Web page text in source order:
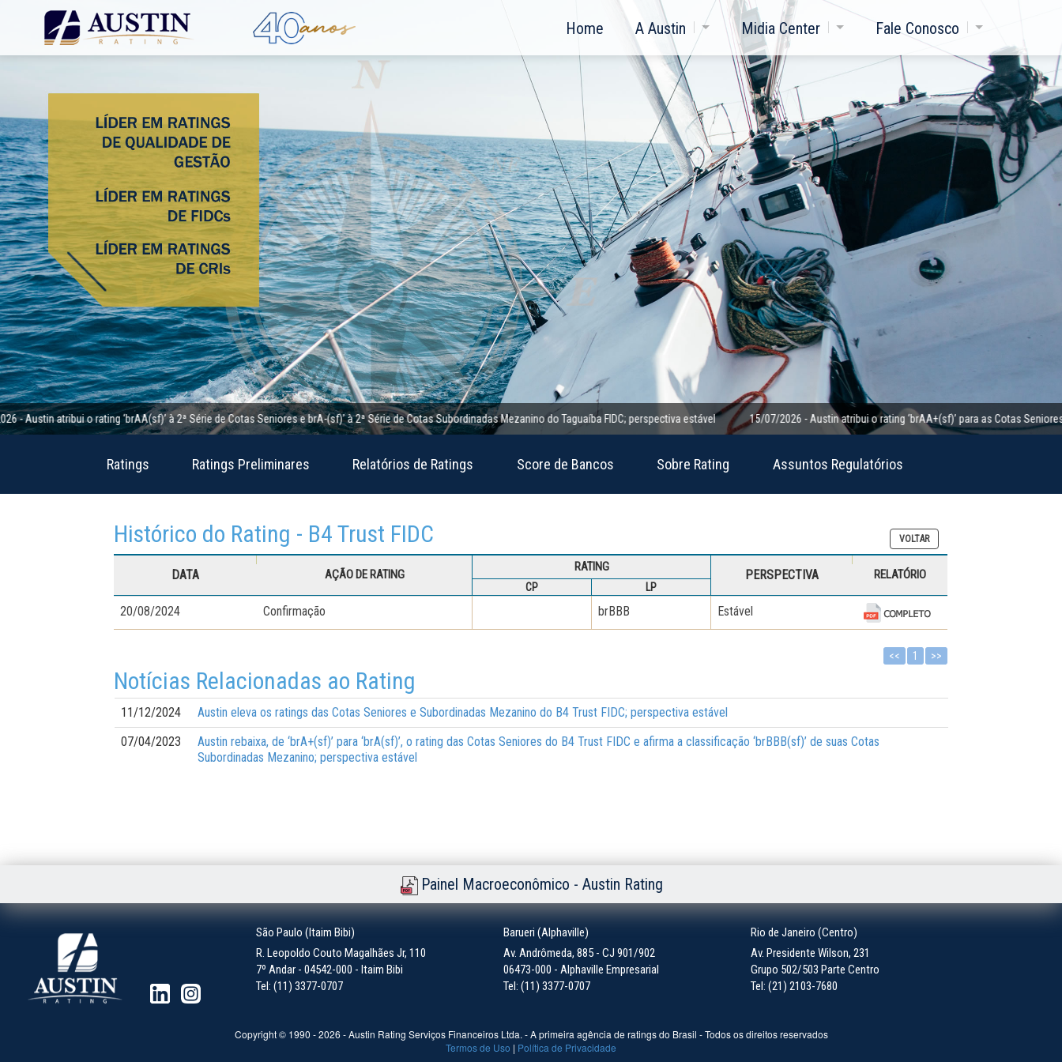
Home A Austin Midia Center Fale Conosco
atribui o rating ‘brAA(sf)’ à 2ª Série de Cotas Seniores e brA-(sf)’ à 2ª Série de Cotas Subordinadas Mezanino do Taguaíba FIDC; perspectiva estável 15/07/2026 - Austin atribui o rating ‘brAA+(sf)’ para as Cotas Seniores da
Ratings Ratings Preliminares Relatórios de Ratings Score de Bancos Sobre Rating Assuntos Regulatórios
Histórico do Rating - B4 Trust FIDC VOLTAR
DATA AÇÃO DE RATING
RATING
PERSPECTIVA RELATÓRIO
CP LP
20/08/2024 Confirmação brBBB Estável
<< 1 >>
Notícias Relacionadas ao Rating
11/12/2024
Austin eleva os ratings das Cotas Seniores e Subordinadas Mezanino do B4 Trust FIDC; perspectiva estável
07/04/2023
Austin rebaixa, de ‘brA+(sf)’ para ‘brA(sf)’, o rating das Cotas Seniores do B4 Trust FIDC e afirma a classificação ‘brBBB(sf)’ de suas Cotas
Subordinadas Mezanino; perspectiva estável
Painel Macroeconômico - Austin Rating
São Paulo (Itaim Bibi)
R. Leopoldo Couto Magalhães Jr, 110
7º Andar - 04542-000 - Itaim Bibi
Tel: (11) 3377-0707
Barueri (Alphaville)
Av. Andrômeda, 885 - CJ 901/902
06473-000 - Alphaville Empresarial
Tel: (11) 3377-0707
Rio de Janeiro (Centro)
Av. Presidente Wilson, 231
Grupo 502/503 Parte Centro
Tel: (21) 2103-7680
Copyright © 1990 -2026 - Austin Rating Serviços Financeiros Ltda. - A primeira agência de ratings do Brasil - Todos os direitos reservados
Termos de Uso | Política de Privacidade